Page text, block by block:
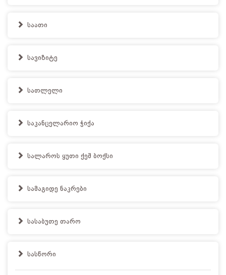
საათი
სავიზიტე
სათლელი
საკანცელარიო ჭიქა
სალაროს ყუთი ქეშ ბოქსი
სამაგიდე ნაკრები
სასაბუთე თარო
სასწორი